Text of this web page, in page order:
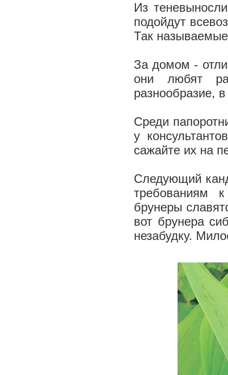
Из
подойдут
Так
За домом -
они любят
разнообразие,
Среди
у
сажайте их на
Следующий
требованиям
брунеры
вот брунера
незабудку.